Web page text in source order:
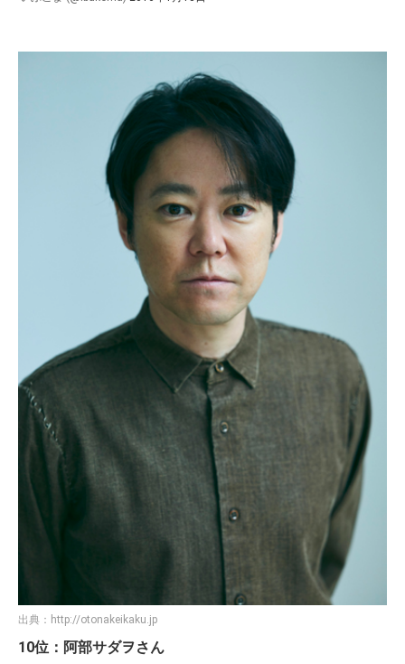
出典： http://otonakeikaku.jp
10位：阿部サダヲさん